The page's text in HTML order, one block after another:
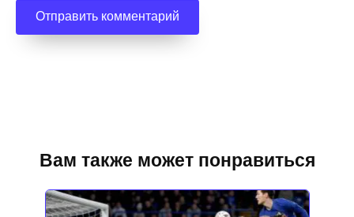
Вам также может понравиться